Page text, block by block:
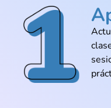
No